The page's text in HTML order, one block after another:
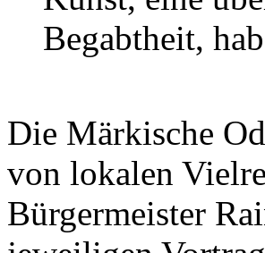
Begabtheit,
Die Märkische
von lokalen
Bürgermeister